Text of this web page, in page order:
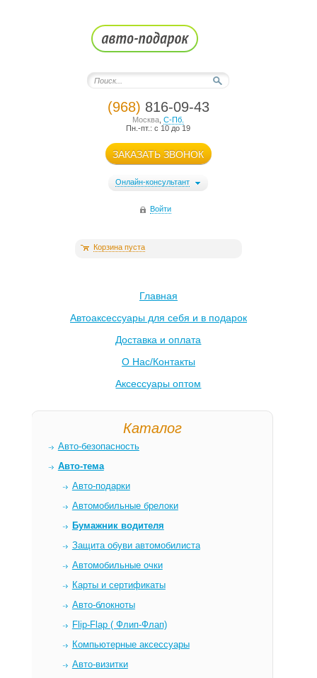
(968) 816-09-43
Москва ,С-Пб.
Пн.-пт.: с 10 до 19
ЗАКАЗАТЬ ЗВОНОК
Онлайн-консультант
Войти
Корзина пуста
Главная
Автоаксессуары для себя и в подарок
Доставка и оплата
О Нас/Контакты
Аксессуары оптом
Каталог
Авто-безопасность
Авто-тема
Авто-подарки
Автомобильные брелоки
Бумажник водителя
Защита обуви автомобилиста
Автомобильные очки
Карты и сертификаты
Авто-блокноты
Flip-Flap ( Флип-Флап)
Компьютерные аксессуары
Авто-визитки